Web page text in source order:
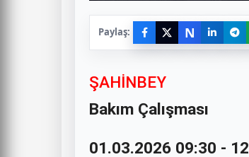
Paylaş: N
ŞAHİNBEY
Bakım Çalışması
01.03.2026 09:30 -